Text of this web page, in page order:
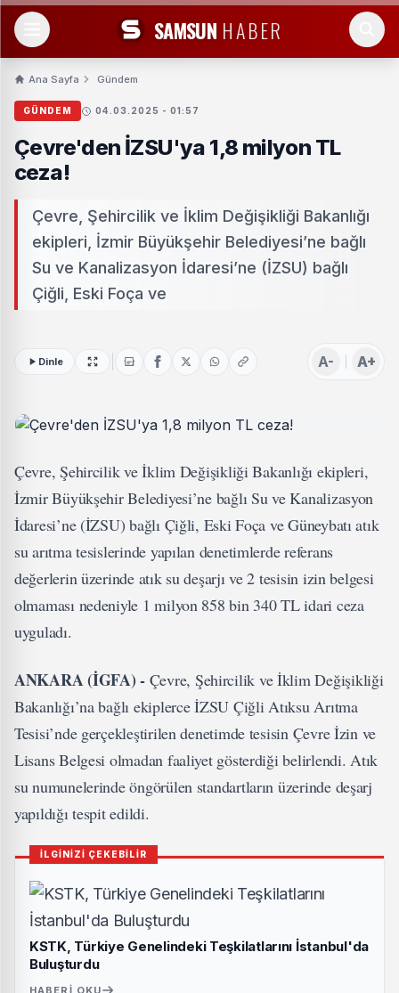
SAMSUN HABER
Ana Sayfa Gündem
GÜNDEM 04.03.2025 - 01:57
Çevre'den İZSU'ya 1,8 milyon TL
ceza!
Çevre, Şehircilik ve İklim Değişikliği Bakanlığı
ekipleri, İzmir Büyükşehir Belediyesi’ne bağlı
Su ve Kanalizasyon İdaresi’ne (İZSU) bağlı
Çiğli, Eski Foça ve
Dinle A- A+
Çevre, Şehircilik ve İklim Değişikliği Bakanlığı ekipleri,
İzmir Büyükşehir Belediyesi’ne bağlı Su ve Kanalizasyon
İdaresi’ne (İZSU) bağlı Çiğli, Eski Foça ve Güneybatı atık
su arıtma tesislerinde yapılan denetimlerde referans
değerlerin üzerinde atık su deşarjı ve 2 tesisin izin belgesi
olmaması nedeniyle 1 milyon 858 bin 340 TL idari ceza
uyguladı.
ANKARA (İGFA) - Çevre, Şehircilik ve İklim Değişikliği
Bakanlığı’na bağlı ekiplerce İZSU Çiğli Atıksu Arıtma
Tesisi’nde gerçekleştirilen denetimde tesisin Çevre İzin ve
Lisans Belgesi olmadan faaliyet gösterdiği belirlendi. Atık
su numunelerinde öngörülen standartların üzerinde deşarj
yapıldığı tespit edildi.
İLGİNİZİ ÇEKEBİLİR
KSTK, Türkiye Genelindeki Teşkilatlarını İstanbul'da
Buluşturdu
HABERI OKU